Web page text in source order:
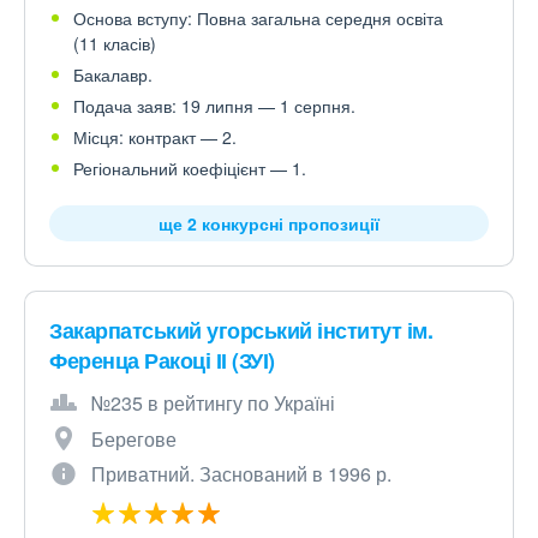
Основа вступу: Повна загальна середня освіта
(11 класів)
Бакалавр.
Подача заяв: 19 липня — 1 серпня.
Місця: контракт — 2.
Регіональний коефіцієнт — 1.
ще 2 конкурсні пропозиції
Закарпатський угорський інститут ім.
Ференца Ракоці ІІ (ЗУІ)
№235 в рейтингу по Україні
Берегове
Приватний. Заснований в 1996 р.